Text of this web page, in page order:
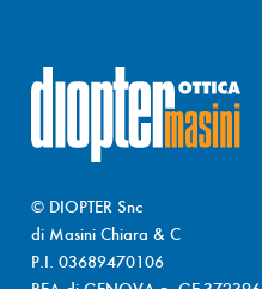
© DIOPTER Snc
di Masini Chiara & C
P.I. 03689470106